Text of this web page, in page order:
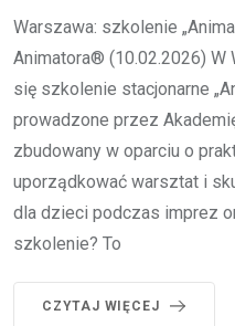
Warszawa: szkolenie
Animatora® (10.02.2026) W
się szkolenie stacjonarne
prowadzone przez
zbudowany w oparciu o
uporządkować warsztat i
dla dzieci podczas imprez
szkolenie? To
CZYTAJ WIĘCEJ